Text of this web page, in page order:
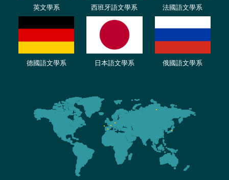
英文學系 西班牙語文學系 法國語文學系
德國語文學系 日本語文學系 俄國語文學系